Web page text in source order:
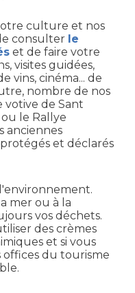
culture et nos
consulter le
et de faire votre
visites guidées,
vins, cinéma... de
nombre de nos
votive de Sant
le Rallye
anciennes
et déclarés
mer ou à la
vos déchets.
des crèmes
et si vous
offices du tourisme